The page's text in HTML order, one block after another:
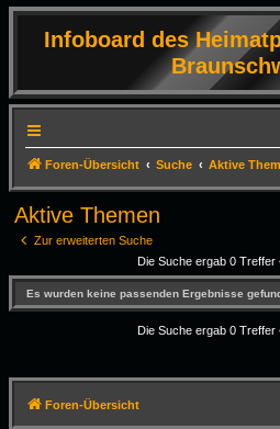
Infoboard des
Foren-Übersicht Suche Aktive
Aktive Themen
Zur erweiterten Suche
Die Suche ergab 0 Treffer
Es wurden keine passenden Ergebnisse
Die Suche ergab 0 Treffer
Foren-Übersicht